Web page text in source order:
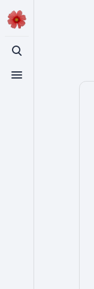
切換搜尋
切換選單
登入